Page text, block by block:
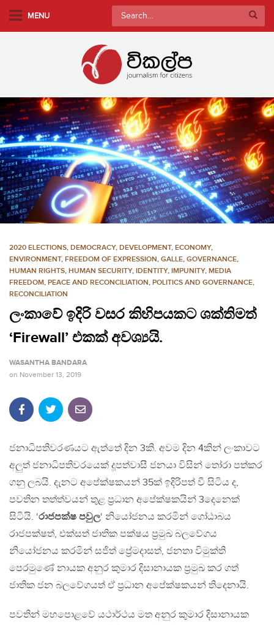
m
a
i
n
c
o
n
t
e
MENU
Search
for:
2020 ELECTIONS, DEMOCRACY, DEVELOPMENT, ECONOMY,
ENVIRONMENT, FREEDOM OF EXPRESSION, GALLE, GOVERNANCE,
HUMAN RIGHTS, HUMAN SECURITY, IDENTITY, IMPUNITY, MEDIA
FREEDOM, PEACE AND RECONCILIATION, POLITICS AND GOVERNANCE,
RECONCILIATION
ලංකාවේ ඉදිරි වසර කිහිපයකට ශක්තිමත්
‘Firewall’ එකක් අවශ්‍යයි.
WASANTHA BANDARA
on November 13, 2019
ජනාධිපතිවරණයට ඇත්තේ දින 3කි. අවම දින 4කින් ලංකාවට
අලුත් ජනාධිපතිවරයෙක් දූපත්වාසී ජනයා විසින් තෝරා පත්කර
ගනු ලබයි. දැනට අපේක්ෂකයන් 35ක් ඉදිරිපත් වී සිටිය ද,
පවතින තත්ත්වයන් තුළ ප්‍රධාන අපේක්ෂකයින් 3දෙනෙක්
සිටියි. ‘රාජපක්ෂ පවුල‘ නියෝජනය කරමින් ගෝඨාබය
රාජපක්ෂත්, එක්සත් ජාතික පක්ෂය ප්‍රමුඛ බලවේගය
නියෝජනය කරමින් සජිත් ප්‍රේමදාසත්, ජනතා විමුක්ති
පෙරමුණේ නායක අනුර කුමාර දිසානායක ප්‍රමුඛ කර ගත්
ජාතික ජන බලවේගයත් ඒ ප්‍රධාන අපේක්ෂකයන් තිදෙනායි.
පවතින් මහපොළවේ යථාර්ථය මත අනුර කුමාර දිසානායක